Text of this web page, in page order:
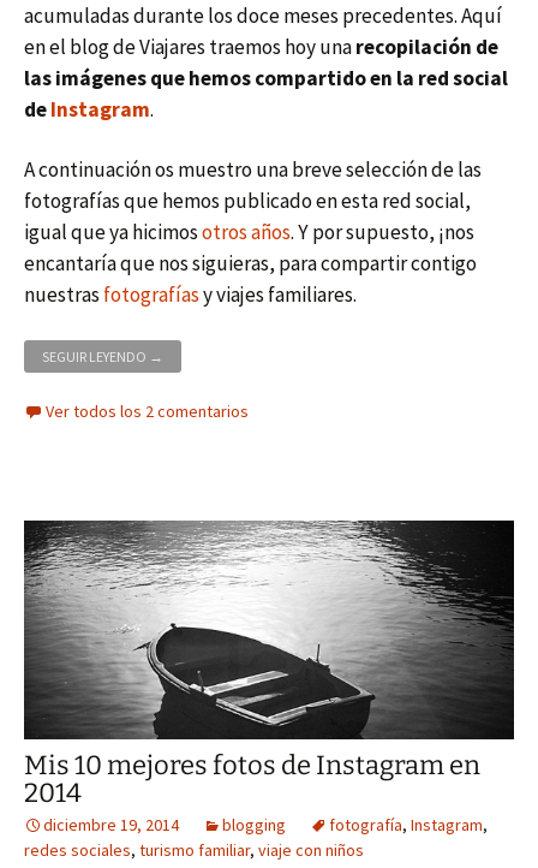
acumuladas durante los doce meses precedentes. Aquí
en el blog de Viajares traemos hoy unarecopilación de
las imágenes que hemos compartido en la red social
deInstagram.
A continuación os muestro una breve selección de las
fotografías que hemos publicado en esta red social,
igual que ya hicimosotros años. Y por supuesto, ¡nos
encantaría que nos siguieras, para compartir contigo
nuestrasfotografíasy viajes familiares.
SEGUIR LEYENDO MEJORES FOTOS DE VIAJES EN INSTAGRAM DE 2015
→
Ver todos los 2 comentarios
Mis 10 mejores fotos de Instagram en
2014
diciembre 19, 2014 blogging fotografía, Instagram,
redes sociales, turismo familiar, viaje con niños